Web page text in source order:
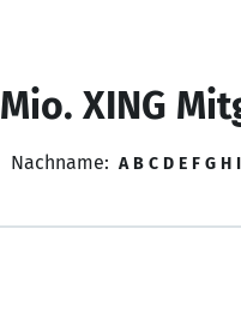
XING
Nachname: A B C D E F G H I